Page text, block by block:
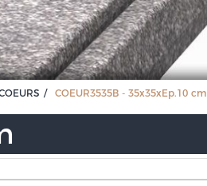
COEUR3535B - 35x35xEp.10 cm